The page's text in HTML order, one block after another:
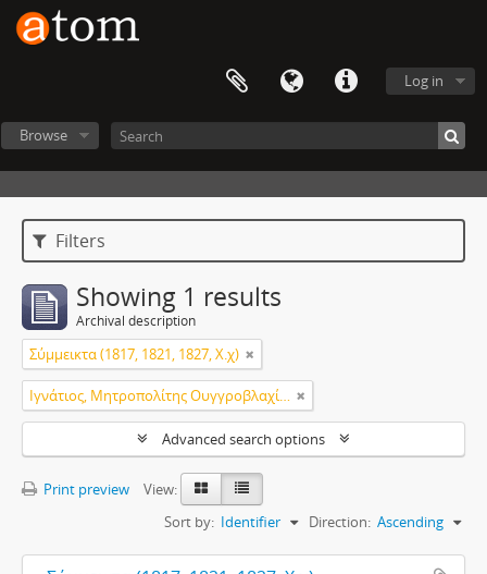
Log in
Browse
Filters
Showing 1 results
Archival description
Σύμμεικτα (1817, 1821, 1827, Χ.χ)
Ιγνάτιος, Μητροπολίτης Ουγγροβλαχίας
Advanced search options
Print preview
View:
Sort by: Identifier Direction: Ascending